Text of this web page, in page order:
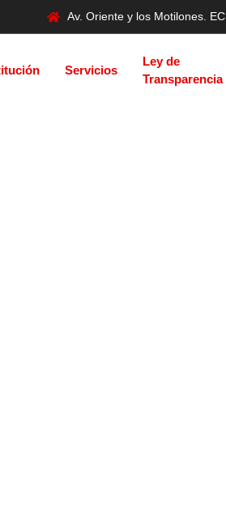
Av. Oriente y los Motilones.
Servicios
Ley de
Transparencia